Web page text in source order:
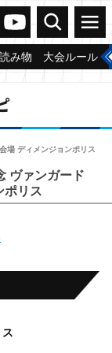
ヴァンガードch
検索 メニュー
読み物 大会ルール
場 ディメンジョンポリス
ヴァンガード
ポリス